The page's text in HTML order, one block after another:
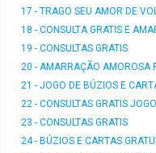
17 - TRAGO SEU AMOR DE
18 - CONSULTA GRATIS E
19 - CONSULTAS GRATIS
20 - AMARRAÇÃO AMOROSA
21 - JOGO DE BÚZIOS E
22 - CONSULTAS GRATIS
23 - CONSULTAS GRATIS
24 - BÚZIOS E CARTAS